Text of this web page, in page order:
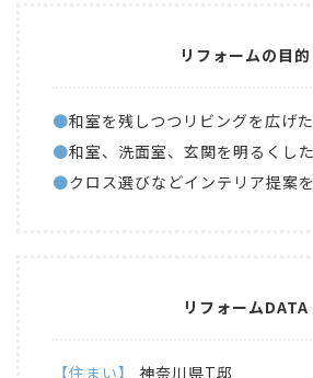
リフォームの目的
●和室を残しつつリビングを広げた
●和室、洗面室、玄関を明るくした
●クロス選びなどインテリア提案を
リフォームDATA
【住まい】 神奈川県T邸